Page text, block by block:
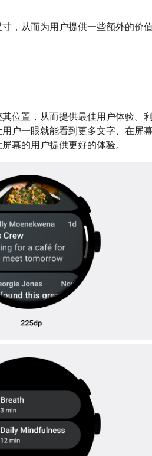
，从而为用户提供一些额外的价
位置，从而提供最佳用户体验。
户一眼就能看到更多文字、在屏
幕的用户提供更好的体验。